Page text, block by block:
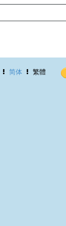
简体 繁體